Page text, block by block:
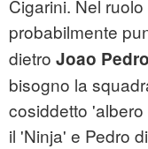
Cigarini. Nel
probabilmente
dietro Joao
bisogno la
cosiddetto
il 'Ninja' e Pedro